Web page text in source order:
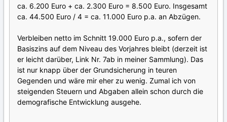
ca. 6.200 Euro + ca. 2.300 Euro = 8.500 Euro. Insgesamt
ca. 44.500 Euro / 4 = ca. 11.000 Euro p.a. an Abzügen.
Verbleiben netto im Schnitt 19.000 Euro p.a., sofern der
Basiszins auf dem Niveau des Vorjahres bleibt (derzeit ist
er leicht darüber, Link Nr. 7ab in meiner Sammlung). Das
ist nur knapp über der Grundsicherung in teuren
Gegenden und wäre mir eher zu wenig. Zumal ich von
steigenden Steuern und Abgaben allein schon durch die
demografische Entwicklung ausgehe.